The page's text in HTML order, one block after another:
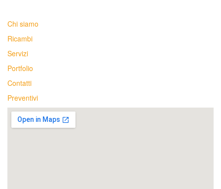
Chi siamo
Ricambi
Servizi
Portfolio
Contatti
Preventivi